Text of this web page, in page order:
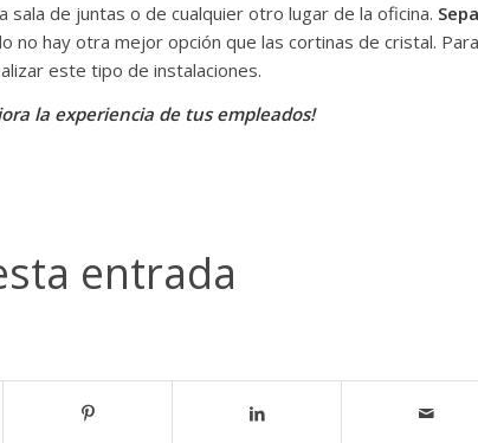
de juntas o de cualquier otro lugar de la oficina.
no hay otra mejor opción que las cortinas de cristal. Para
este tipo de instalaciones.
la experiencia de tus empleados!
entrada